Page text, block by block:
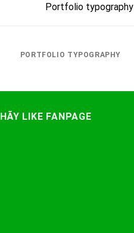
Portfolio typography
PORTFOLIO TYPOGRAPHY
HÃY LIKE FANPAGE